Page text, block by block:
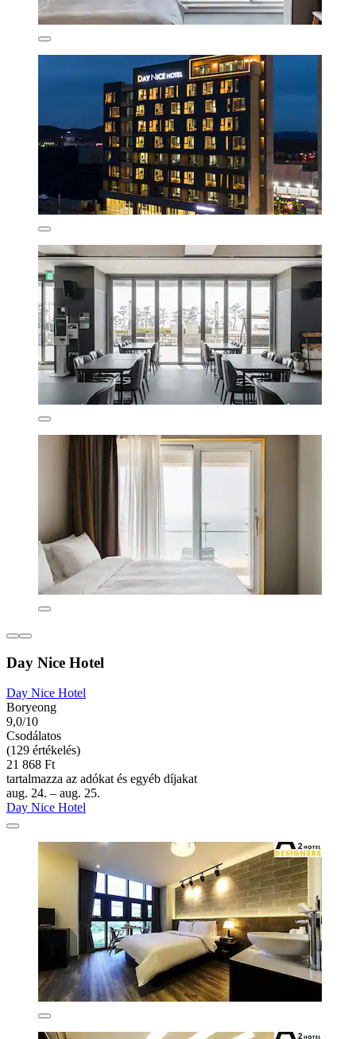
Day Nice Hotel
Day Nice Hotel
Boryeong
9,0/10
Csodálatos
(129 értékelés)
21 868 Ft
tartalmazza az adókat és egyéb díjakat
aug. 24. – aug. 25.
Day Nice Hotel